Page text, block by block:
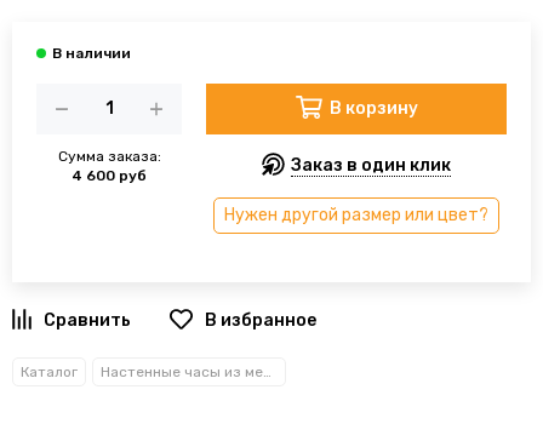
Сумма заказа:
4 600 руб
В корзину
Заказ в один клик
Нужен другой размер или цвет?
В избранное
Каталог